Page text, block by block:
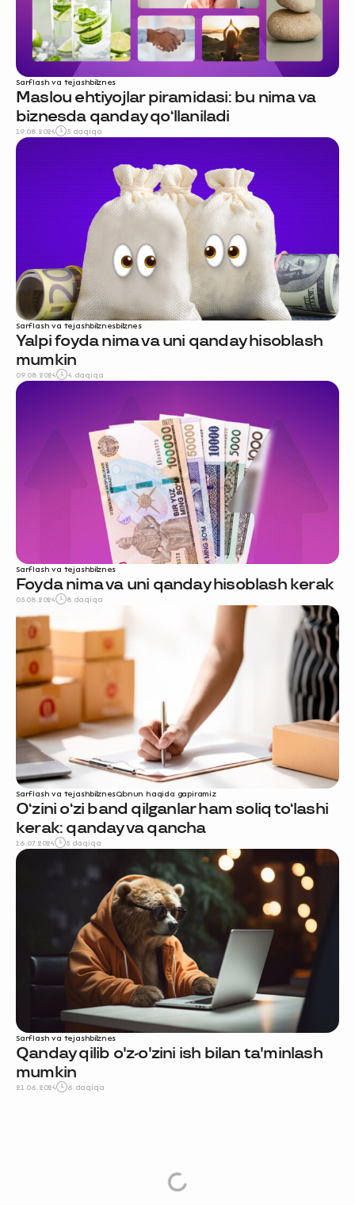
Sarflash va tejashbiznes
Maslou ehtiyojlar piramidasi: bu nima va
biznesda qanday qo‘llaniladi
19.08.2024 5 daqiqa
Sarflash va tejashbiznesbiznes
Yalpi foyda nima va uni qanday hisoblash
mumkin
09.08.2024 4 daqiqa
Sarflash va tejashbiznes
Foyda nima va uni qanday hisoblash kerak
05.08.2024 8 daqiqa
Sarflash va tejashbiznesQonun haqida gapiramiz
O‘zini o‘zi band qilganlar ham soliq to‘lashi
kerak: qanday va qancha
16.07.2024 5 daqiqa
Sarflash va tejashbiznes
Qanday qilib o'z-o'zini ish bilan ta'minlash
mumkin
21.06.2024 6 daqiqa
Load